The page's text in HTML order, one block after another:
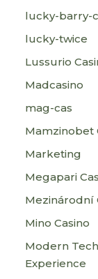
lucky-barry-
lucky-twice
Lussurio
Madcasino
mag-cas
Mamzinobet
Marketing
Megapari
Mezinárodní
Mino Casino
Modern
Experience